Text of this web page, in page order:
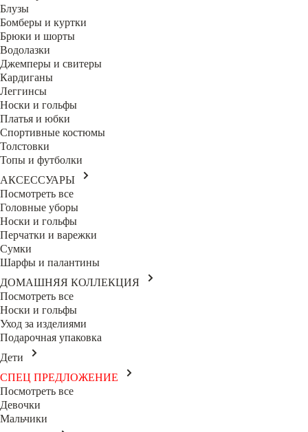
Блузы
Бомберы и куртки
Брюки и шорты
Водолазки
Джемперы и свитеры
Кардиганы
Леггинсы
Носки и гольфы
Платья и юбки
Спортивные костюмы
Толстовки
Топы и футболки
АКСЕССУАРЫ
Посмотреть все
Головные уборы
Носки и гольфы
Перчатки и варежки
Сумки
Шарфы и палантины
ДОМАШНЯЯ КОЛЛЕКЦИЯ
Посмотреть все
Носки и гольфы
Уход за изделиями
Подарочная упаковка
Дети
СПЕЦ ПРЕДЛОЖЕНИЕ
Посмотреть все
Девочки
Мальчики